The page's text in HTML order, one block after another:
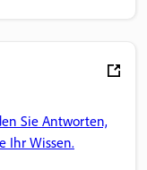
Sie Antworten,
Ihr Wissen.